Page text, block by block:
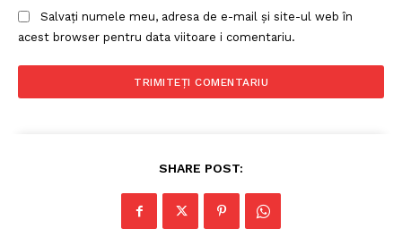
Salvați numele meu, adresa de e-mail și site-ul web în
acest browser pentru data viitoare i comentariu.
SHARE POST: